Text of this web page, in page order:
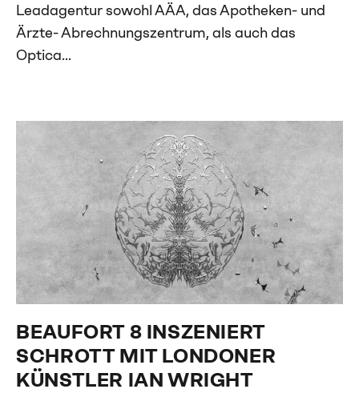
Leadagentur sowohl AÄA, das Apotheken- und
Ärzte- Abrechnungszentrum, als auch das
Optica...
BEAUFORT 8 INSZENIERT
SCHROTT MIT LONDONER
KÜNSTLER IAN WRIGHT